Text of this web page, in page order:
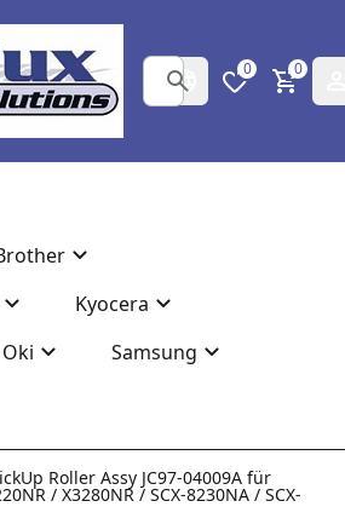
0 0
Kyocera
Oki
Samsung
Roller Assy JC97-04009A für
/ X3280NR / SCX-8230NA / SCX-